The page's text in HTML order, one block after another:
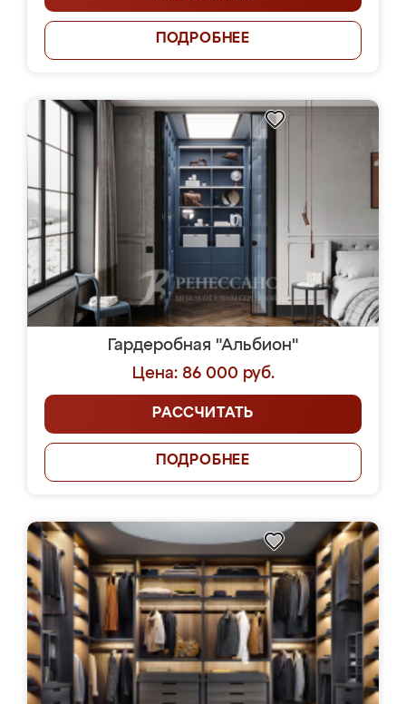
ПОДРОБНЕЕ
Гардеробная "Альбион"
Цена: 86 000 руб.
РАССЧИТАТЬ
ПОДРОБНЕЕ